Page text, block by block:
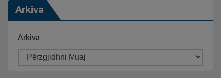
Arkiva
Arkiva